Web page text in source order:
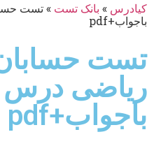
کیادرس » بانک تست »
باجواب+pdf
تست
باجواب+pdf